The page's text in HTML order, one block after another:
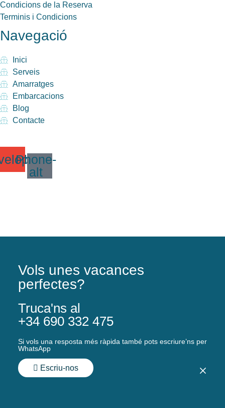
Condicions de la Reserva
Terminis i Condicions
Navegació
Inici
Serveis
Amarratges
Embarcacions
Blog
Contacte
Phone-
alt
Vols unes vacances
perfectes?
Truca'ns al
+34 690 332 475
Si vols una resposta més ràpida també pots escriure’ns per
WhatsApp
Escriu-nos